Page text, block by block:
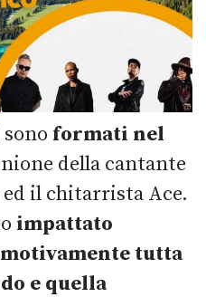
formati nel
della cantante
ed il chitarrista Ace.
impattato
tutta
e quella